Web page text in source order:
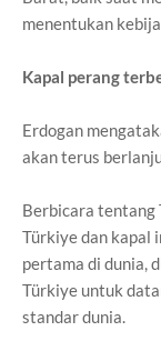
menentukan
Kapal perang
Erdogan
akan terus
Berbicara tentang
Türkiye dan kapal
pertama di dunia,
Türkiye untuk
standar dunia.